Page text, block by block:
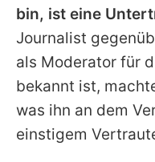
bin, ist eine
Journalist
als Moderator für
bekannt ist,
was ihn an dem
einstigem